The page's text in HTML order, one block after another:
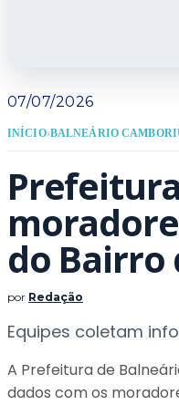
07/07/2026
INÍCIO›BALNEÁRIO
do Bairro
por Redação
Equipes coletam
A Prefeitura de
dados com os